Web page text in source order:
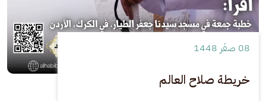
08 صفَر 1448
خريطة صلاح العالم